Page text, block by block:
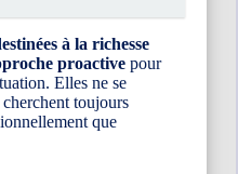
à la richesse
proactive pour
Elles ne se
toujours
que